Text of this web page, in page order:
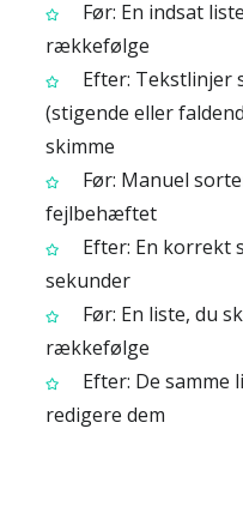
Før: En indsat
rækkefølge
Efter: Tekstlinjer
(stigende eller
skimme
Før: Manuel
fejlbehæftet
Efter: En korrekt
sekunder
Før: En liste, du
rækkefølge
Efter: De samme
redigere dem